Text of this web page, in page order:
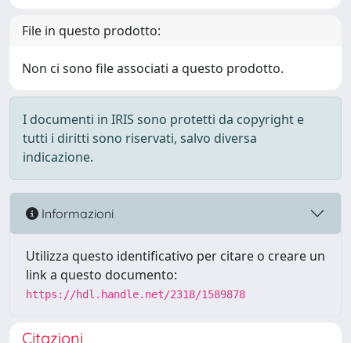
File in questo prodotto:
Non ci sono file associati a questo prodotto.
I documenti in IRIS sono protetti da copyright e
tutti i diritti sono riservati, salvo diversa
indicazione.
Informazioni
Utilizza questo identificativo per citare o creare un
link a questo documento:
https://hdl.handle.net/2318/1589878
Citazioni